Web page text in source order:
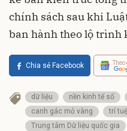
chính sách sau khi
ban hành theo lộ trình
Chia sẻ Facebook Theo
dữ liệu nền kinh tế số
canh gác mỏ vàng
trí
Trung tâm Dữ liệu quốc gia